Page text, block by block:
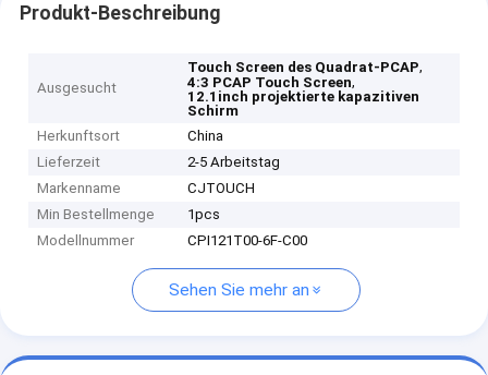
Produkt-Beschreibung
Ausgesucht
Touch Screen des Quadrat-PCAP,
4:3 PCAP Touch Screen,
12.1inch projektierte kapazitiven
Schirm
Herkunftsort
China
Lieferzeit
2-5 Arbeitstag
Markenname
CJTOUCH
Min Bestellmenge
1pcs
Modellnummer
CPI121T00-6F-C00
Sehen Sie mehr an